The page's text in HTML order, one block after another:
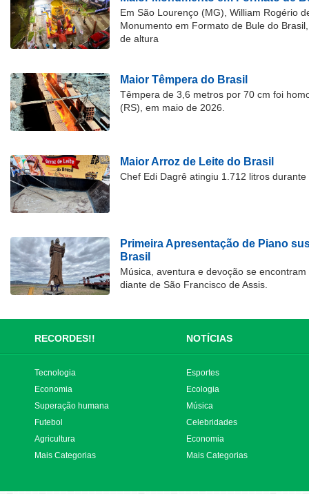
Em São Lourenço (MG), William Rogério
Monumento em Formato de Bule do
de altura
Maior Têmpera do Brasil
Têmpera de 3,6 metros por 70 cm foi
(RS), em maio de 2026.
Maior Arroz de Leite do Brasil
Chef Edi Dagrê atingiu 1.712 litros
Primeira Apresentação de Piano
Brasil
Música, aventura e devoção se
diante de São Francisco de Assis.
RECORDES!! NOTÍCIAS
Tecnologia
Economia
Superação humana
Futebol
Agricultura
Mais Categorias
Esportes
Ecologia
Música
Celebridades
Economia
Mais Categorias